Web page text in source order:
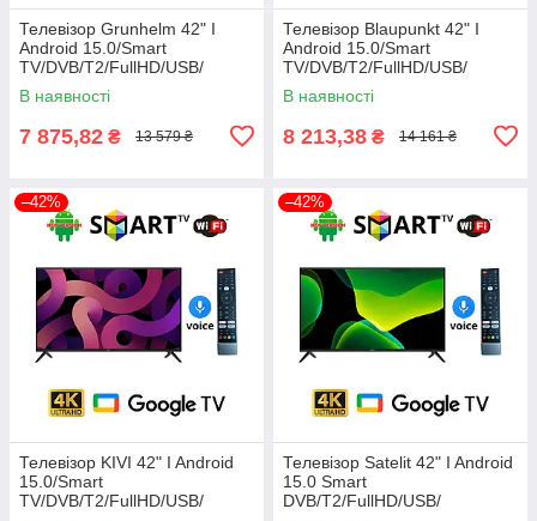
Телевізор Grunhelm 42" I
Android 15.0/Smart
TV/DVB/T2/FullHD/USB/
(1980x1080) блютуз пульт
В наявності
7 875,82 ₴ 13 579 ₴
Телевізор Blaupunkt 42" I
Android 15.0/Smart
TV/DVB/T2/FullHD/USB/
(1980x1080) блютуз пульт
В наявності
8 213,38 ₴ 14 161 ₴
–42%
Телевізор KIVI 42" I Android
15.0/Smart
TV/DVB/T2/FullHD/USB/
–42%
Телевізор Satelit 42" I Android
15.0 Smart
DVB/T2/FullHD/USB/